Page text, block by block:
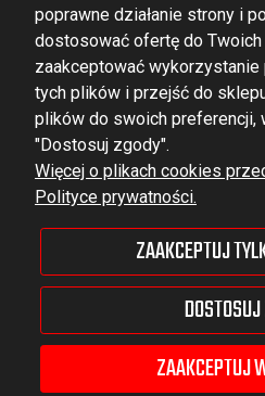
DOMINATOR GROUP Sp. z o.o.
Ludowa 59, 43-514 Kaniów,
POLAND
VAT ID No.: 6521751083
dominator@dominator.pl
© Copyright 2022 | Dominator Group Sp.
poprawne działanie strony i
dostosować ofertę do
zaakceptować
tych plików i przejść do
plików do swoich preferencji,
"Dostosuj zgody".
Więcej o plikach cookies
Polityce prywatności.
ZAAKCEPTUJ
ZAAKCEPTUJ